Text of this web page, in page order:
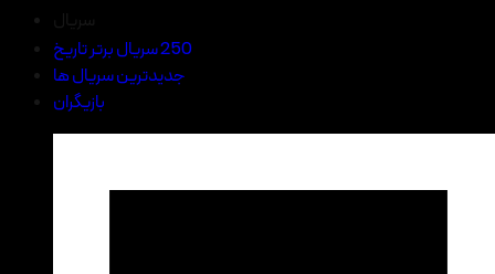
250 سریال برتر تاریخ
جدیدترین سریال ها
بازیگران